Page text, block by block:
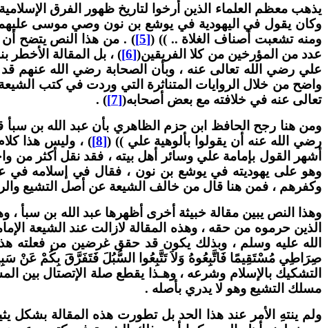
يذهب معظم العلماء الذين أرخوا لتاريخ ظهور الفرق
وكان يقول في اليهودية في يوشع بن نون وصي موسى
ومنه تشعبت أصناف الغلاة .. )) ([5]
) . من هذا النص يتضح أن
عدد من المؤرخين من كلا الفريقين([6]
) ، بل المقالة الأخطر
علي رضي الله تعالى عنه ، وبأن الصحابة رضي الله عنهم
واضح من خلال الروايات المتناثرة التي وردت في كتب
تعالى عنه في خلافته مع بعض أصحابه([7]
) .
ومن هنا رجح الحافظ ابن حزم الظاهري بأن عبد الله بن
رضي الله عنه أن يقولوا بألوهية علي )) ([8]
) ، وليس هذا
أشهر القول بإمامة علي وسائر أهل بيته ، فقد نقل أكثر من
وهو على يهوديته في يوشع بن نون ، فقال في إسلامه في
وكفرهم ، فمن هنا قال من خالف الشيعة عن أصل التشيع
وهذا النص يبين مقالة خبيثة أخرى أظهرها عبد الله بن سبأ ،
الذين حرموه من حقه ، وهذه المقالة لازالت عند الشيعة
الله عليه وسلم ، وبذلك يكون قد حقق غرضين من فعلته
صِرَاطِي مُسْتَقِيمًا فَاتَّبِعُوهُ وَلاَ تَتَّبِعُوا السُّبُلَ فَتَفَرَّقَ بِكُمْ عَنْ
التشكيك بالإسلام وشرعه ، وهـذا يقطع صلة الإتصتال
مسلك التشيع وهو لا يدري بأصله .
ولم ينتهِ الأمر عند هذا الحد بل تطورت هذه المقالة بشكل